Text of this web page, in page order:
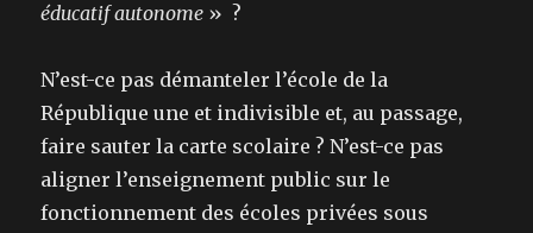
éducatif autonome » ?
N’est-ce pas démanteler l’école de la
République une et indivisible et, au passage,
faire sauter la carte scolaire ? N’est-ce pas
aligner l’enseignement public sur le
fonctionnement des écoles privées sous